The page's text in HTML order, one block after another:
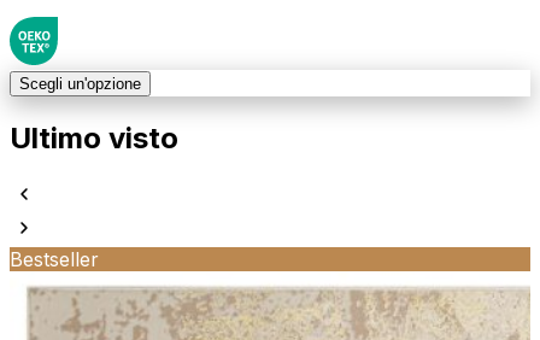
Scegli un'opzione
Ultimo visto
Bestseller